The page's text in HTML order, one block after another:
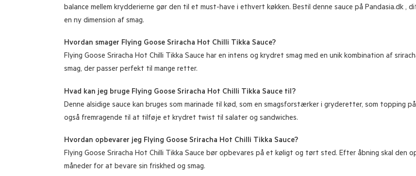
balance mellem krydderierne gør den til et must-have i ethvert køkken. Bestil denne sauce på Pandasia.dk ,
en ny dimension af smag.
Hvordan smager Flying Goose Sriracha Hot Chilli Tikka Sauce?
Flying Goose Sriracha Hot Chilli Tikka Sauce har en intens og krydret smag med en unik kombination af
smag, der passer perfekt til mange retter.
Hvad kan jeg bruge Flying Goose Sriracha Hot Chilli Tikka Sauce til?
Denne alsidige sauce kan bruges som marinade til kød, som en smagsforstærker i gryderetter, som topping
også fremragende til at tilføje et krydret twist til salater og sandwiches.
Hvordan opbevarer jeg Flying Goose Sriracha Hot Chilli Tikka Sauce?
Flying Goose Sriracha Hot Chilli Tikka Sauce bør opbevares på et køligt og tørt sted. Efter åbning skal den
måneder for at bevare sin friskhed og smag.